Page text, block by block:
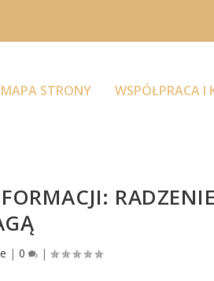
MAPA STRONY WSPÓŁPRACA I
RADZENIE
| 0 |